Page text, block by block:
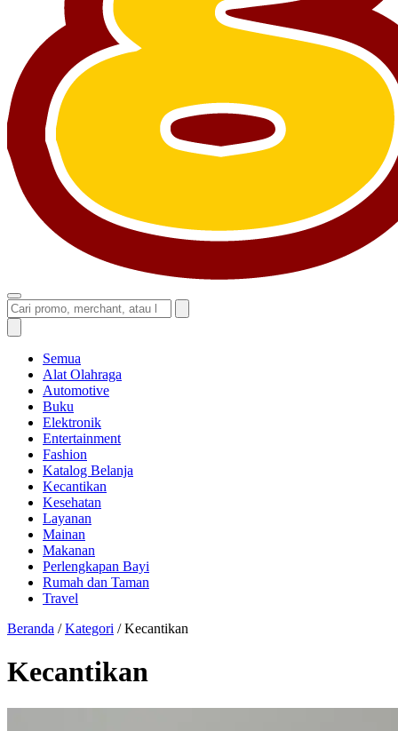
Semua
Alat Olahraga
Automotive
Buku
Elektronik
Entertainment
Fashion
Katalog Belanja
Kecantikan
Kesehatan
Layanan
Mainan
Makanan
Perlengkapan Bayi
Rumah dan Taman
Travel
Beranda / Kategori / Kecantikan
Kecantikan